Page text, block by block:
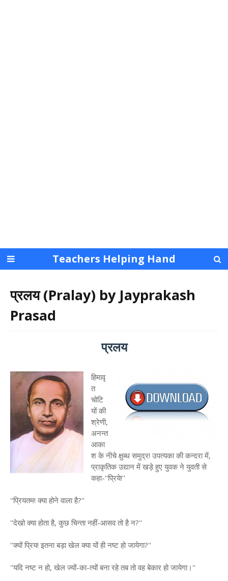
Teachers Helping Hand
प्रलय (Pralay) by Jayprakash
Prasad
प्रलय
हिमावृ
त
चोटि
यों की
श्रेणी,
अनन्त
आका
श के नीचे क्षुब्ध समुद्र! उपत्यका की कन्दरा में,
प्राकृतिक उद्यान में खड़े हुए युवक ने युवती से
कहा-''प्रिये!''
''प्रियतम! क्या होने वाला है?''
''देखो क्या होता है, कुछ चिन्ता नहीं-आसव तो है न?''
''क्यों प्रिय! इतना बड़ा खेल क्या यों ही नष्ट हो जायेगा?''
''यदि नष्ट न हो, खेल ज्यों-का-त्यों बना रहे तब तो वह बेकार हो जायेगा।''